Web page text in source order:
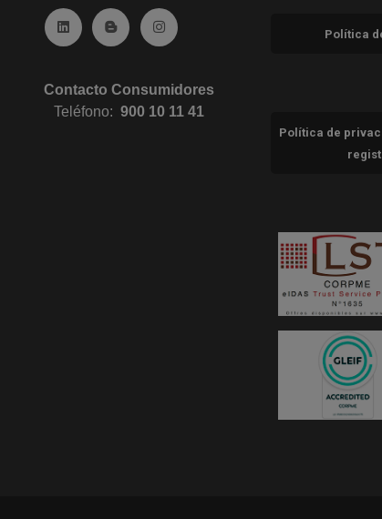
Ir a Linkedin (abre en ventana nueva)
Ir al Blog (abre en ventana nueva)
Ir a Instagram (abre en ventana
Contacto Consumidores
Teléfono:900 10 11 41
Política
Política de